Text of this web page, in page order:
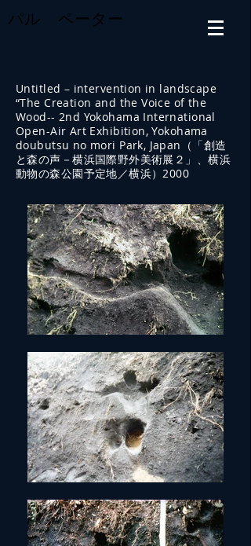
パル ペーター
Untitled – intervention in landscape
“The Creation and the Voice of the
Wood-- 2nd Yokohama International
Open-Air Art Exhibition, Yokohama
doubutsu no mori Park, Japan（「創造
と森の声－横浜国際野外美術展２」、横浜
動物の森公園予定地／横浜）2000